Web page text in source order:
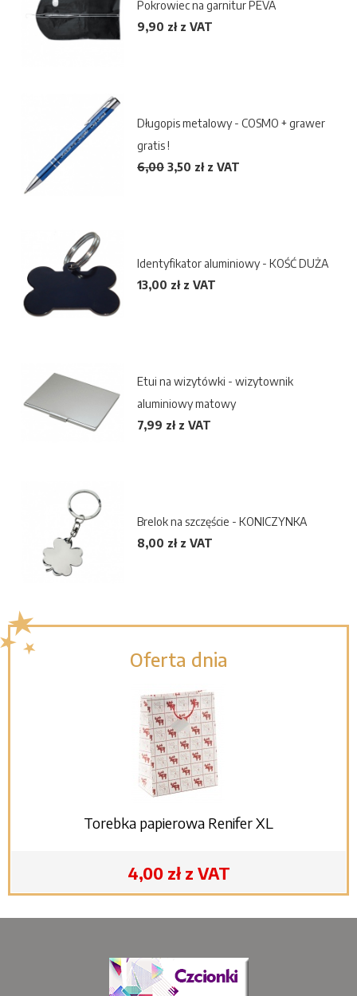
Pokrowiec na garnitur PEVA
9,90 zł z VAT
Długopis metalowy - COSMO + grawer
gratis !
6,00 3,50 zł z VAT
Identyfikator aluminiowy - KOŚĆ DUŻA
13,00 zł z VAT
Etui na wizytówki - wizytownik
aluminiowy matowy
7,99 zł z VAT
Brelok na szczęście - KONICZYNKA
8,00 zł z VAT
Oferta dnia
Torebka papierowa Renifer XL
4,00 zł z VAT